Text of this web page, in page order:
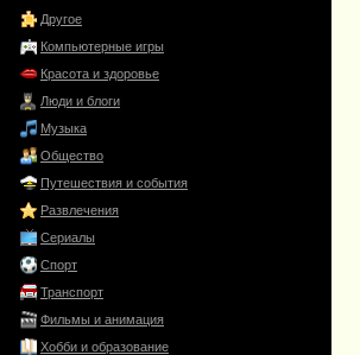
Другое
Компьютерные игры
Красота и здоровье
Люди и блоги
Музыка
Общество
Путешествия и события
Развлечения
Сериалы
Спорт
Транспорт
Фильмы и анимация
Хобби и образование